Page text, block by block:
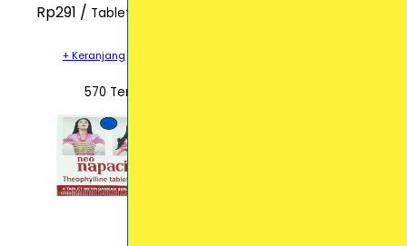
Rp291 / Tablet
+ Keranjang
570 Terjual